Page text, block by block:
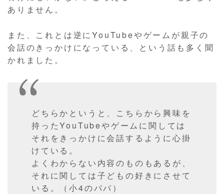
ありません。
また、これとは逆にYouTubeやゲームが親子の
会話のきっかけになっている、という話も多く聞
かれました。
どちらかというと、こちらから興味を
持ったYouTubeやゲームに関しては
それをきっかけに会話するように心掛
けている。
よくわからない内容のものもあるが、
それに関しては子どもの好きにさせて
いる。（小4のパパ）